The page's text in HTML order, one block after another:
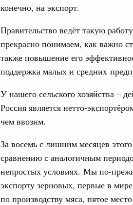
конечно, на экспорт.
Правительство ведёт такую
прекрасно понимаем, как важно
также повышение его
поддержка малых и средних
У нашего сельского хозяйства –
Россия является нетто-
чем ввозим.
За восемь с лишним месяцев
сравнению с аналогичным
непростых условиях. Мы по-
экспорту зерновых, первые в
по производству мяса, пятое